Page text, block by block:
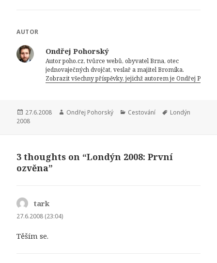
e
r
AUTOR
Ondřej Pohorský
Autor poho.cz, tvůrce webů, obyvatel Brna, otec
jednovaječných dvojčat, veslař a majitel Bromíka.
Zobrazit všechny příspěvky, jejichž autorem je Ondřej
Publikováno:
27.6.2008 Autor:
Ondřej Pohorský Rubriky:
Cestování Štítky:
Londýn
2008
3 thoughts on “Londýn 2008: První
ozvěna”
tark
27.6.2008 (23:04)
Těším se.